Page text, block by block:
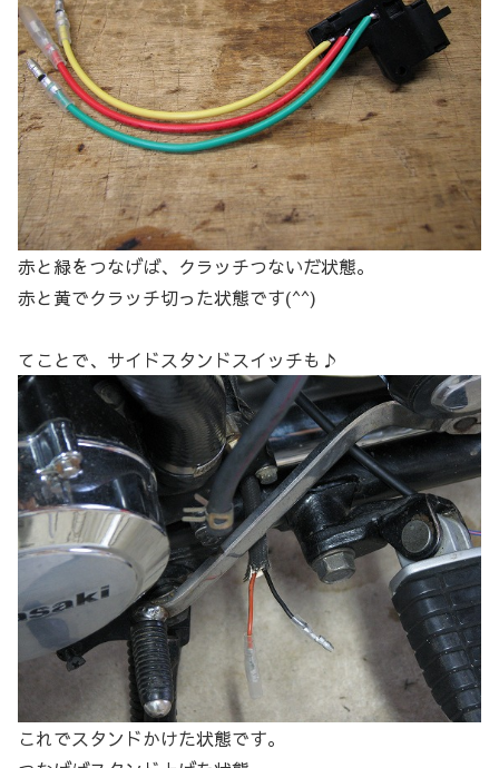
赤と緑をつなげば、クラッチつないだ状態。
赤と黄でクラッチ切った状態です(^^)
てことで、サイドスタンドスイッチも♪
これでスタンドかけた状態です。